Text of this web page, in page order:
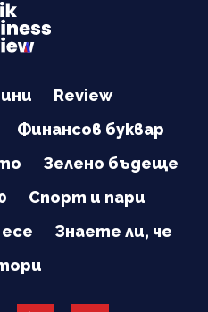
Review
Финансов буквар
Зелено бъдеще
Спорт и пари
Знаете ли, че